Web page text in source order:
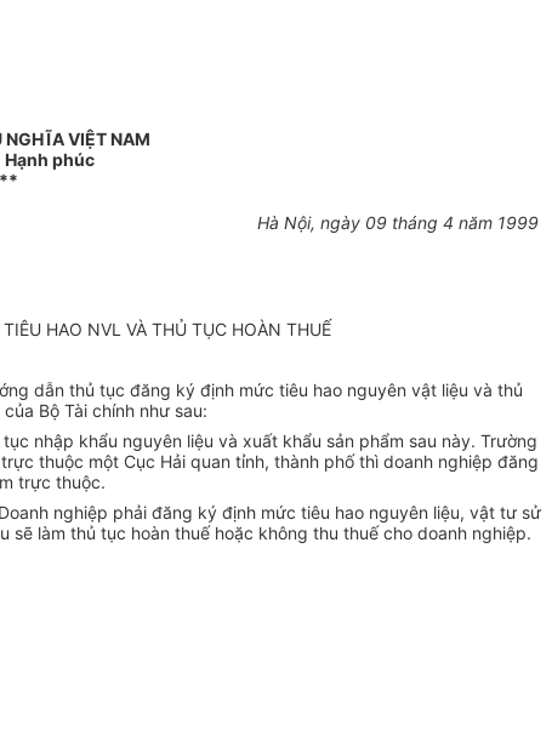
NGHĨA VIỆT NAM
phúc
Hà Nội, ngày 09 tháng 4 năm 1999
HAO NVL VÀ THỦ TỤC HOÀN THUẾ
dẫn thủ tục đăng ký định mức tiêu hao nguyên vật liệu và thủ
Bộ Tài chính như sau:
nhập khẩu nguyên liệu và xuất khẩu sản phẩm sau này. Trường
thuộc một Cục Hải quan tỉnh, thành phố thì doanh nghiệp đăng
trực thuộc.
nghiệp phải đăng ký định mức tiêu hao nguyên liệu, vật tư sử
làm thủ tục hoàn thuế hoặc không thu thuế cho doanh nghiệp.